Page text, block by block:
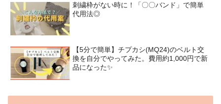
刺繍枠がない時に！「〇〇バンド」で簡単
代用法◎
【5分で簡単】チプカシ(MQ24)のベルト交
換を自分でやってみた。費用約1,000円で新
品になった✨